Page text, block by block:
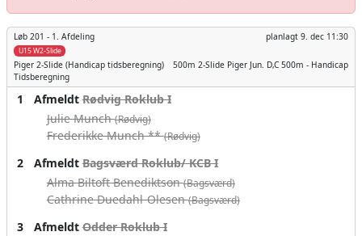
Løb 201 - 1. Afdeling planlagt 9. dec 11:30
U15 W2-Slide
Piger 2-Slide (Handicap tidsberegning) 500m 2-Slide Piger Jun. D,C 500m - Handicap
Tidsberegning
1 AfmeldtRødvig Roklub I
Julie Munch(Rødvig)
Frederikke Munch **(Rødvig)
2 AfmeldtBagsværd Roklub/ KCB I
Alma Biltoft Benediktson(Bagsværd)
Cathrine Duedahl-Olesen(Bagsværd)
3 AfmeldtOdder Roklub I